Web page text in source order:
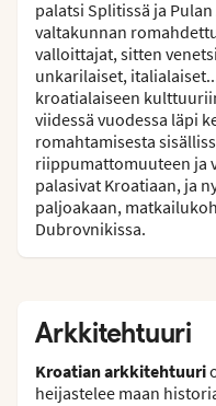
palatsi Splitissä ja
valtakunnan
valloittajat, sitten
unkarilaiset,
kroatialaiseen
viidessä vuodessa läpi
romahtamisesta
riippumattomuuteen ja
palasivat Kroatiaan, ja
paljoakaan,
Dubrovnikissa.
Arkkitehtuuri
Kroatian arkkitehtuuri
heijastelee maan